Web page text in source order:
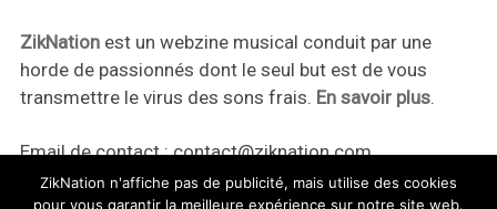
ZikNationest un webzine musical conduit par une
horde de passionnés dont le seul but est de vous
transmettre le virus des sons frais. En savoir plus.
Email de contact :contact@ziknation.com
ZikNation n'affiche pas de publicité, mais utilise des cookies
pour vous garantir la meilleure expérience sur notre site web.